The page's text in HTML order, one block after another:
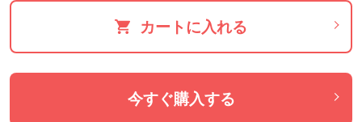
てます。
☆ﾟ:*:♪。:*:☆ﾟ━━━━━━━━━━━━━━━━━
カートに入れる
今すぐ購入する